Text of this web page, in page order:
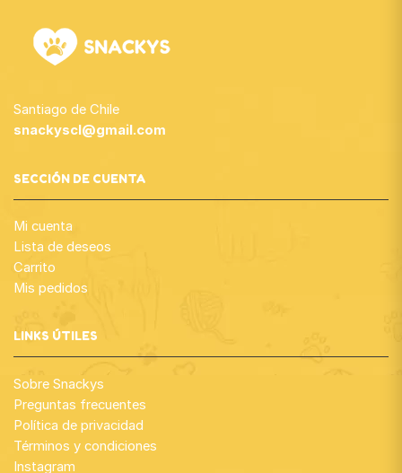
Santiago de Chile
snackyscl@gmail.com
SECCIÓN DE CUENTA
Mi cuenta
Lista de deseos
Carrito
Mis pedidos
LINKS ÚTILES
Sobre Snackys
Preguntas frecuentes
Política de privacidad
Términos y condiciones
Instagram